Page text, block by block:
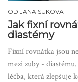
OD JANA SUKOVA
Jak fixní
diastémy
Fixní rovnátka jsou
mezi zuby -
léčba, která zlepšuje